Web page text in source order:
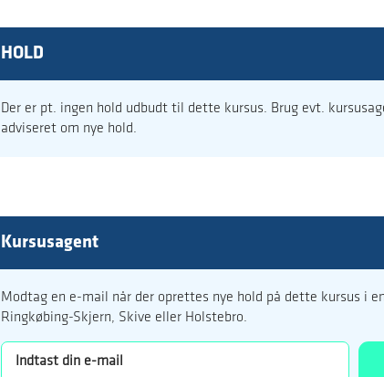
HOLD
Der er pt. ingen hold udbudt til dette kursus. Brug evt.
adviseret om nye hold.
Kursusagent
Modtag en e-mail når der oprettes nye hold på dette kursus i
Ringkøbing-Skjern, Skive eller Holstebro.